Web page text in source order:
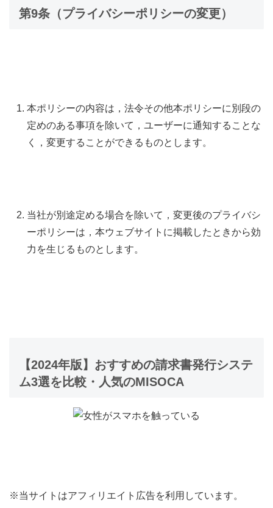
第9条（プライバシーポリシーの変更）
本ポリシーの内容は，法令その他本ポリシーに別段の
定めのある事項を除いて，ユーザーに通知することな
く，変更することができるものとします。
当社が別途定める場合を除いて，変更後のプライバシ
ーポリシーは，本ウェブサイトに掲載したときから効
力を生じるものとします。
【2024年版】おすすめの請求書発行システ
ム3選を比較・人気のMISOCA
※当サイトはアフィリエイト広告を利用しています。